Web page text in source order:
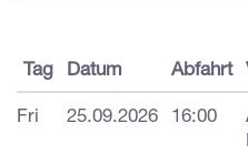
Tag Datum Abfahrt
Fri 25.09.2026 16:00